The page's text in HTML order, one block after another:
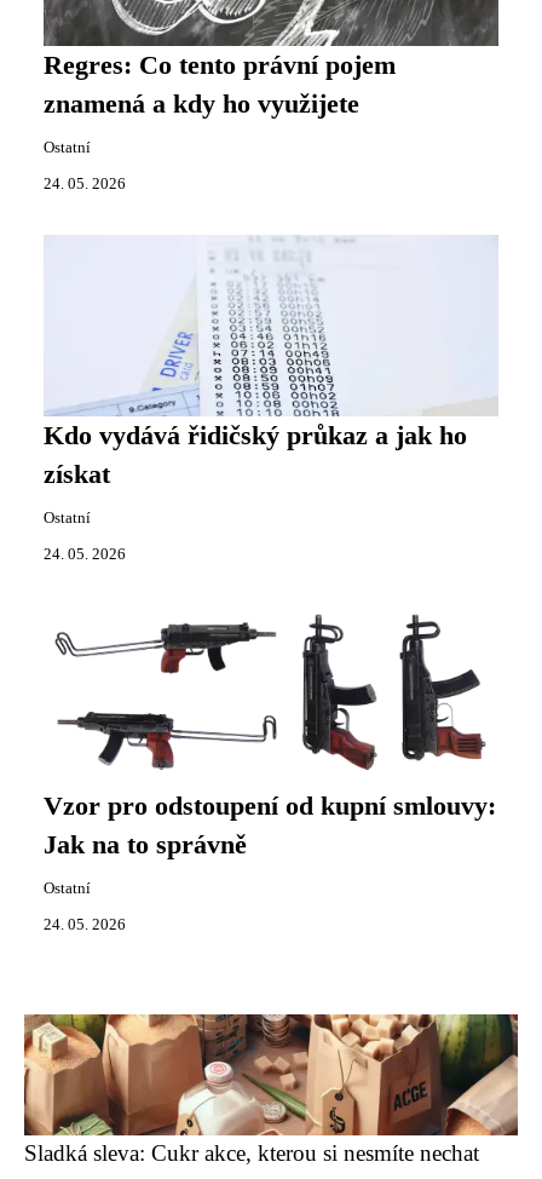
Regres: Co tento právní pojem
znamená a kdy ho využijete
Ostatní
24. 05. 2026
Kdo vydává řidičský průkaz a jak ho
získat
Ostatní
24. 05. 2026
Vzor pro odstoupení od kupní smlouvy:
Jak na to správně
Ostatní
24. 05. 2026
Sladká sleva: Cukr akce, kterou si nesmíte nechat